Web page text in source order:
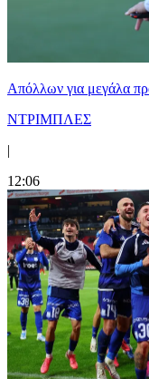
Απόλλων για μεγάλα
ΝΤΡΙΜΠΛΕΣ
|
12:06